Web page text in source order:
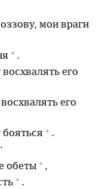
мои враги
+ .
восхвалять его
его
+ .
+
обеты + ,
+ .